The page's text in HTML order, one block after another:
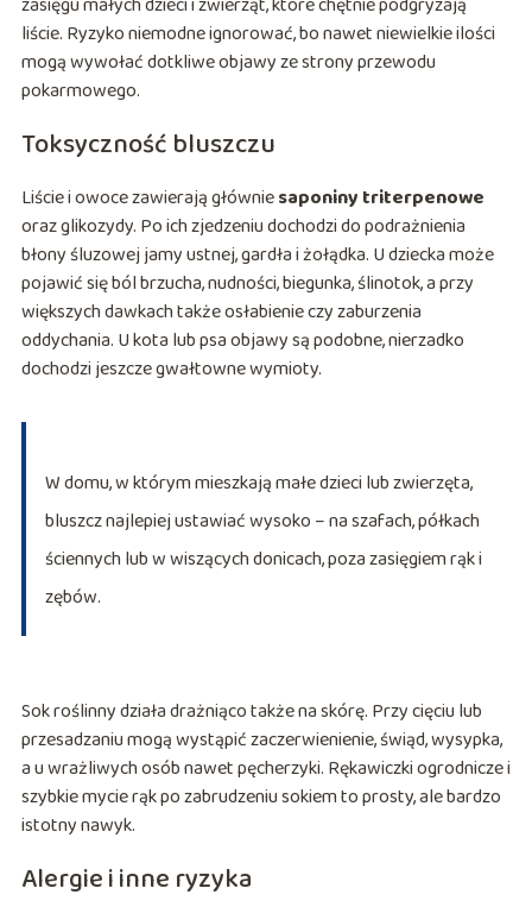
liście. Ryzyko niemodne ignorować, bo nawet niewielkie ilości
mogą wywołać dotkliwe objawy ze strony przewodu
pokarmowego.
Toksyczność bluszczu
Liście i owoce zawierają główniesaponiny triterpenowe
oraz glikozydy. Po ich zjedzeniu dochodzi do podrażnienia
błony śluzowej jamy ustnej, gardła i żołądka. U dziecka może
pojawić się ból brzucha, nudności, biegunka, ślinotok, a przy
większych dawkach także osłabienie czy zaburzenia
oddychania. U kota lub psa objawy są podobne, nierzadko
dochodzi jeszcze gwałtowne wymioty.
W domu, w którym mieszkają małe dzieci lub zwierzęta,
bluszcz najlepiej ustawiać wysoko – na szafach, półkach
ściennych lub w wiszących donicach, poza zasięgiem rąk i
zębów.
Sok roślinny działa drażniąco także na skórę. Przy cięciu lub
przesadzaniu mogą wystąpić zaczerwienienie, świąd, wysypka,
a u wrażliwych osób nawet pęcherzyki. Rękawiczki ogrodnicze i
szybkie mycie rąk po zabrudzeniu sokiem to prosty, ale bardzo
istotny nawyk.
Alergie i inne ryzyka